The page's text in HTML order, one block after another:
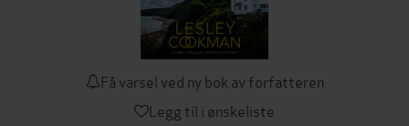
Få varsel ved ny bok av forfatteren
Legg til i ønskeliste